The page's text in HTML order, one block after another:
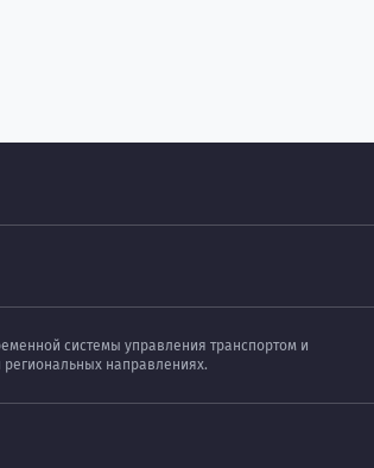
системы управления транспортом и
региональных направлениях.